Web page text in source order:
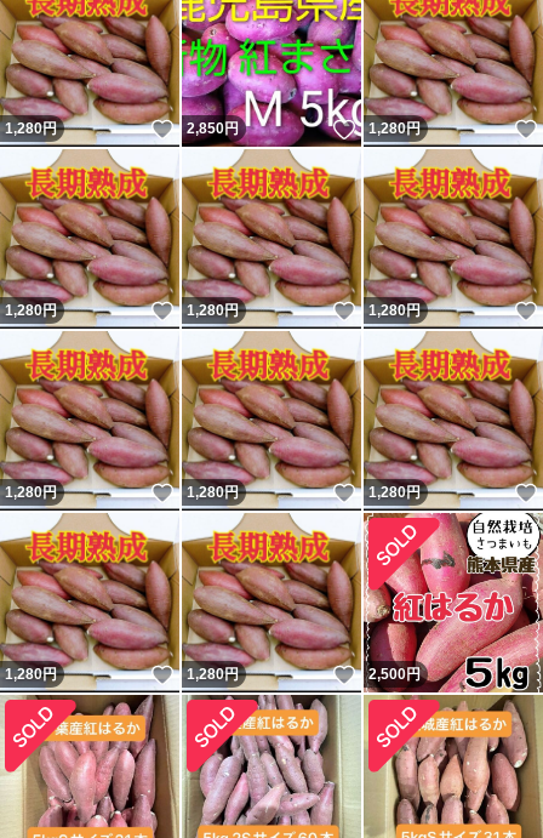
1,280円 いいね！
2,850円 いいね！
1,280円
1,280円 いいね！
1,280円 いいね！
1,280円
1,280円 いいね！
1,280円 いいね！
1,280円
1,280円 いいね！
1,280円 いいね！
2,500円